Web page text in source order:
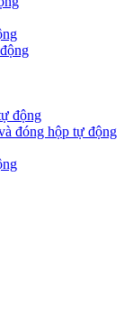
động
đóng hộp tự động